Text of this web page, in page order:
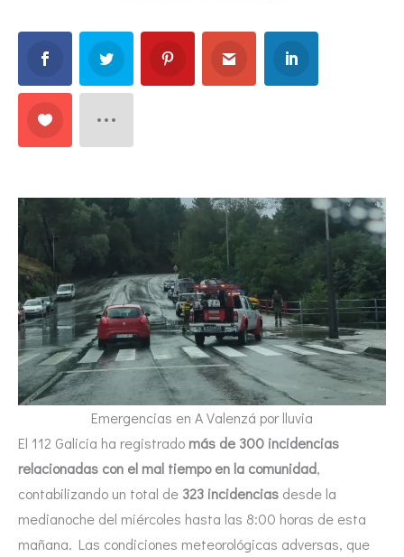
Emergencias en A Valenzá por lluvia
El 112 Galicia ha registrado más de 300 incidencias
relacionadas con el mal tiempo en la comunidad,
contabilizando un total de 323 incidencias desde la
medianoche del miércoles hasta las 8:00 horas de esta
mañana. Las condiciones meteorológicas adversas, que